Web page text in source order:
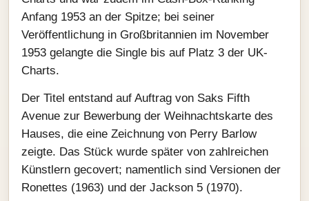
Anfang 1953 an der Spitze; bei seiner
Veröffentlichung in Großbritannien im November
1953 gelangte die Single bis auf Platz 3 der UK-
Charts.
Der Titel entstand auf Auftrag von Saks Fifth
Avenue zur Bewerbung der Weihnachtskarte des
Hauses, die eine Zeichnung von Perry Barlow
zeigte. Das Stück wurde später von zahlreichen
Künstlern gecovert; namentlich sind Versionen der
Ronettes (1963) und der Jackson 5 (1970).